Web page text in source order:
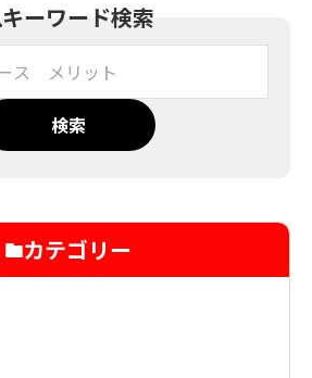
キーワード検索
検索
カテゴリー